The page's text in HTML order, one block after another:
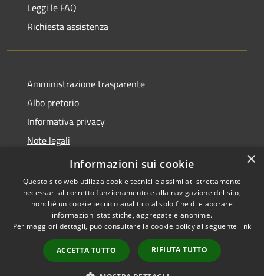
Leggi le FAQ
Richiesta assistenza
Amministrazione trasparente
Albo pretorio
Informativa privacy
Note legali
Dichiarazione di accessibilità
Accessibilità
Copyright © 2026 • Comune di
Cencenighe Agordino •
Powered byMunicipium
Accesso redazione
×
Informazioni sui cookie
Questo sito web utilizza cookie tecnici e assimilati strettamente
necessari al corretto funzionamento e alla navigazione del sito,
nonché un cookie tecnico analitico al solo fine di elaborare
informazioni statistiche, aggregate e anonime.
Per maggiori dettagli, può consultare la cookie policy al seguente link
ACCETTA TUTTO RIFIUTA TUTTO